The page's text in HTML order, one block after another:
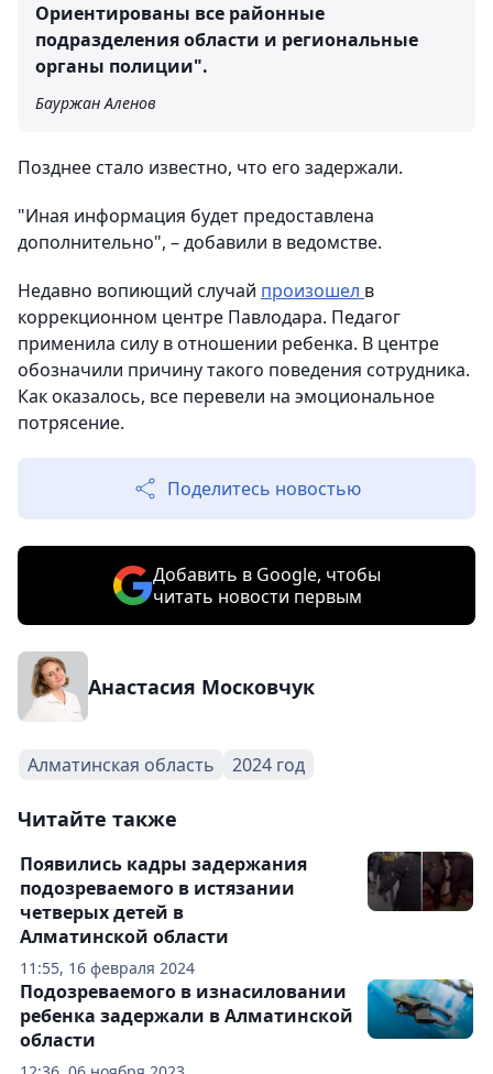
Ориентированы все районные
подразделения области и региональные
органы полиции".
Бауржан Аленов
Позднее стало известно, что его задержали.
"Иная информация будет предоставлена
дополнительно", – добавили в ведомстве.
Недавно вопиющий случай произошел в
коррекционном центре Павлодара. Педагог
применила силу в отношении ребенка. В центре
обозначили причину такого поведения сотрудника.
Как оказалось, все перевели на эмоциональное
потрясение.
Поделитесь новостью
Добавить в Google, чтобы
читать новости первым
Анастасия Московчук
Алматинская область 2024 год
Читайте также
11:55, 16 февраля 2024
Появились кадры задержания
подозреваемого в истязании
четверых детей в
Алматинской области
Подозреваемого в изнасиловании
ребенка задержали в Алматинской
области